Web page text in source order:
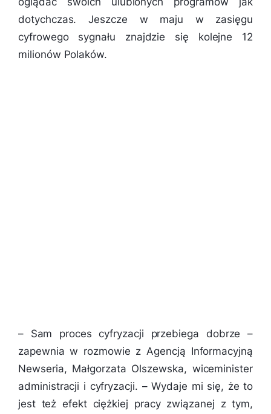
dotychczas. Jeszcze w maju w zasięgu
cyfrowego sygnału znajdzie się kolejne 12
milionów Polaków.
– Sam proces cyfryzacji przebiega dobrze –
zapewnia w rozmowie z Agencją Informacyjną
Newseria, Małgorzata Olszewska, wiceminister
administracji i cyfryzacji. –Wydaje mi się, że to
jest też efekt ciężkiej pracy związanej z tym,